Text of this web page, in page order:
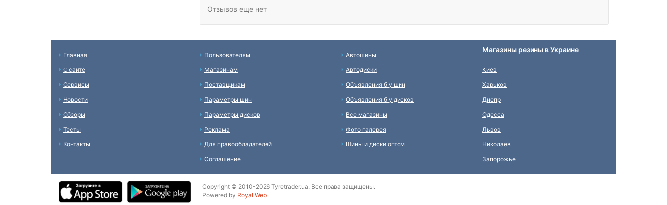
Отзывов еще нет
Главная
О сайте
Сервисы
Новости
Обзоры
Тесты
Контакты
Пользователям
Магазинам
Поставщикам
Параметры шин
Параметры дисков
Реклама
Для правообладателей
Соглашение
Автошины
Автодиски
Объявления б у шин
Объявления б у дисков
Все магазины
Фото галерея
Шины и диски оптом
Магазины резины в Украине
Киев
Харьков
Днепр
Одесса
Львов
Николаев
Запорожье
Copyright © 2010-2026 Tyretrader.ua. Все права защищены.
Powered by Royal Web